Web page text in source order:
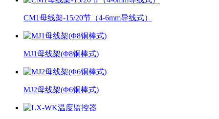
CM1母线架-15/20节（4-6mm导线式）
MJ1母线架(Φ8铜棒式)
MJ2母线架(Φ6铜棒式)